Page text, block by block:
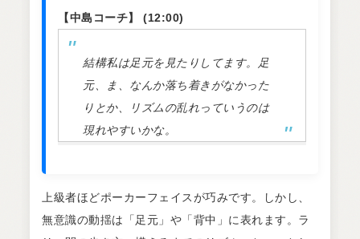
【中島コーチ】 (12:00)
結構私は足元を見たりしてます。足
元、ま、なんか落ち着きがなかった
りとか、リズムの乱れっていうのは
現れやすいかな。
上級者ほどポーカーフェイスが巧みです。しかし、
無意識の動揺は「足元」や「背中」に表れます。ラ